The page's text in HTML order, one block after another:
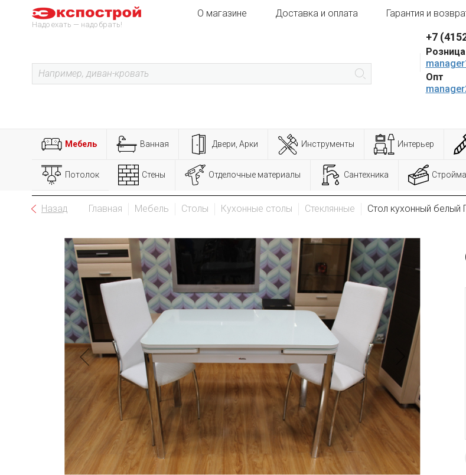
Надо ехать — надо брать!
О магазине Доставка и оплата Гарантия и
+7
Розница
Опт
Мебель Ванная Двери, Арки Инструменты Интерьер
Потолок Стены Отделочные материалы Сантехника
Назад Главная Мебель Столы Кухонные столы Стеклянные Стол кухонный белый